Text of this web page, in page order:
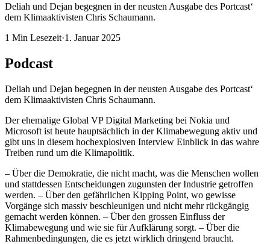
Deliah und Dejan begegnen in der neusten Ausgabe des Portcast‘
dem Klimaaktivisten Chris Schaumann.
1 Min Lesezeit·1. Januar 2025
Podcast
Deliah und Dejan begegnen in der neusten Ausgabe des Portcast‘
dem Klimaaktivisten Chris Schaumann.
Der ehemalige Global VP Digital Marketing bei Nokia und
Microsoft ist heute hauptsächlich in der Klimabewegung aktiv und
gibt uns in diesem hochexplosiven Interview Einblick in das wahre
Treiben rund um die Klimapolitik.
– Über die Demokratie, die nicht macht, was die Menschen wollen
und stattdessen Entscheidungen zugunsten der Industrie getroffen
werden. – Über den gefährlichen Kipping Point, wo gewisse
Vorgänge sich massiv beschleunigen und nicht mehr rückgängig
gemacht werden können. – Über den grossen Einfluss der
Klimabewegung und wie sie für Aufklärung sorgt. – Über die
Rahmenbedingungen, die es jetzt wirklich dringend braucht.